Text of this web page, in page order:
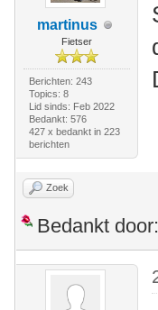
martinus
Fietser
Berichten: 243
Topics: 8
Lid sinds: Feb 2022
Bedankt: 576
427 x bedankt in 223
berichten
Zoek
Bedankt door: